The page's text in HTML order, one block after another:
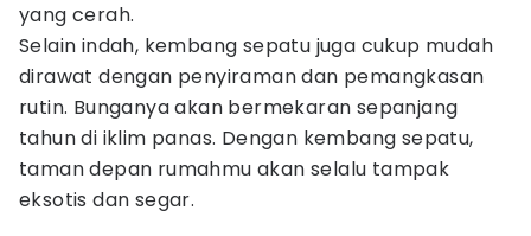
yang cerah.
Selain indah, kembang sepatu juga cukup mudah
dirawat dengan penyiraman dan pemangkasan
rutin. Bunganya akan bermekaran sepanjang
tahun di iklim panas. Dengan kembang sepatu,
taman depan rumahmu akan selalu tampak
eksotis dan segar.